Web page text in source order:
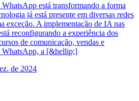
está transformando a forma
já está presente em diversas redes
exceção. A implementação de IA nas
reconfigurando a experiência dos
de comunicação, vendas e
WhatsApp, a [&hellip;]
de 2024